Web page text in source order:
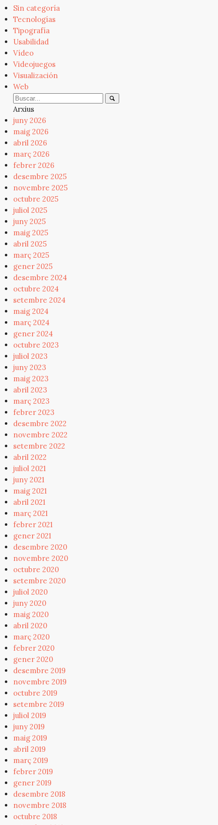
Sin categoría
Tecnologías
Tipografía
Usabilidad
Vídeo
Videojuegos
Visualización
Web
Arxius
juny 2026
maig 2026
abril 2026
març 2026
febrer 2026
desembre 2025
novembre 2025
octubre 2025
juliol 2025
juny 2025
maig 2025
abril 2025
març 2025
gener 2025
desembre 2024
octubre 2024
setembre 2024
maig 2024
març 2024
gener 2024
octubre 2023
juliol 2023
juny 2023
maig 2023
abril 2023
març 2023
febrer 2023
desembre 2022
novembre 2022
setembre 2022
abril 2022
juliol 2021
juny 2021
maig 2021
abril 2021
març 2021
febrer 2021
gener 2021
desembre 2020
novembre 2020
octubre 2020
setembre 2020
juliol 2020
juny 2020
maig 2020
abril 2020
març 2020
febrer 2020
gener 2020
desembre 2019
novembre 2019
octubre 2019
setembre 2019
juliol 2019
juny 2019
maig 2019
abril 2019
març 2019
febrer 2019
gener 2019
desembre 2018
novembre 2018
octubre 2018